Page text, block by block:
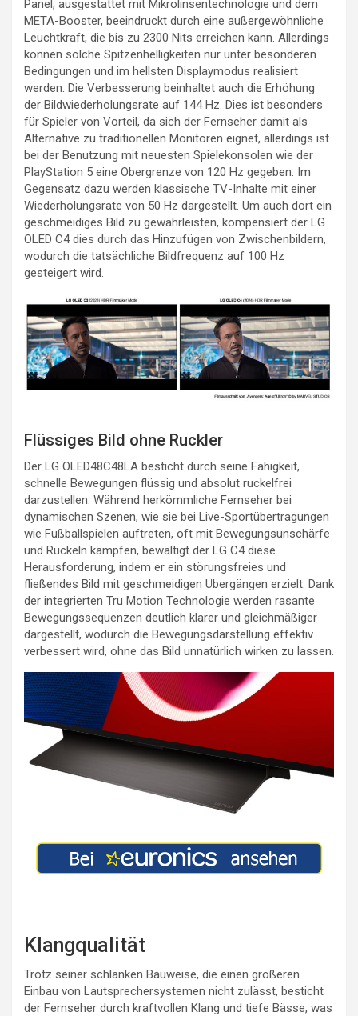
Panel, ausgestattet mit Mikrolinsentechnologie und dem
META-Booster, beeindruckt durch eine außergewöhnliche
Leuchtkraft, die bis zu 2300 Nits erreichen kann. Allerdings
können solche Spitzenhelligkeiten nur unter besonderen
Bedingungen und im hellsten Displaymodus realisiert
werden. Die Verbesserung beinhaltet auch die Erhöhung
der Bildwiederholungsrate auf 144 Hz. Dies ist besonders
für Spieler von Vorteil, da sich der Fernseher damit als
Alternative zu traditionellen Monitoren eignet, allerdings ist
bei der Benutzung mit neuesten Spielekonsolen wie der
PlayStation 5 eine Obergrenze von 120 Hz gegeben. Im
Gegensatz dazu werden klassische TV-Inhalte mit einer
Wiederholungsrate von 50 Hz dargestellt. Um auch dort ein
geschmeidiges Bild zu gewährleisten, kompensiert der LG
OLED C4 dies durch das Hinzufügen von Zwischenbildern,
wodurch die tatsächliche Bildfrequenz auf 100 Hz
gesteigert wird.
Flüssiges Bild ohne Ruckler
Der LG OLED48C48LA besticht durch seine Fähigkeit,
schnelle Bewegungen flüssig und absolut ruckelfrei
darzustellen. Während herkömmliche Fernseher bei
dynamischen Szenen, wie sie bei Live-Sportübertragungen
wie Fußballspielen auftreten, oft mit Bewegungsunschärfe
und Ruckeln kämpfen, bewältigt der LG C4 diese
Herausforderung, indem er ein störungsfreies und
fließendes Bild mit geschmeidigen Übergängen erzielt. Dank
der integrierten Tru Motion Technologie werden rasante
Bewegungssequenzen deutlich klarer und gleichmäßiger
dargestellt, wodurch die Bewegungsdarstellung effektiv
verbessert wird, ohne das Bild unnatürlich wirken zu lassen.
Klangqualität
Trotz seiner schlanken Bauweise, die einen größeren
Einbau von Lautsprechersystemen nicht zulässt, besticht
der Fernseher durch kraftvollen Klang und tiefe Bässe, was